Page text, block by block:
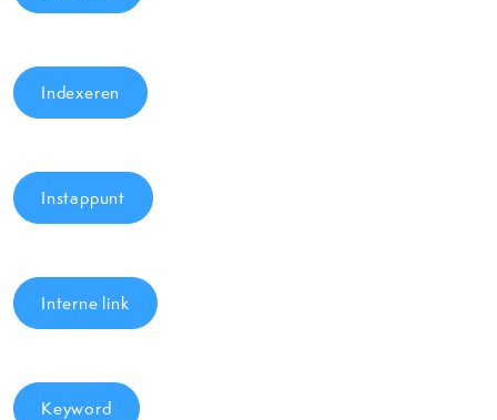
Indexeren
Instappunt
Interne link
Keyword